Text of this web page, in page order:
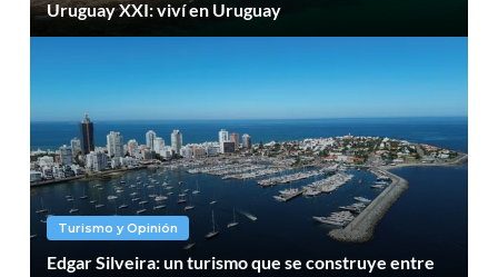
Uruguay XXI: viví en Uruguay
Turismo y Opinión
Edgar Silveira: un turismo que se construye entre